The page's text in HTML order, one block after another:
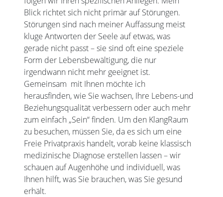
Blick richtet sich nicht primär auf Störungen.
Störungen sind nach meiner Auffassung meist
kluge Antworten der Seele auf etwas, was
gerade nicht passt – sie sind oft eine speziele
Form der Lebensbewältigung, die nur
irgendwann nicht mehr geeignet ist.
Gemeinsam mit Ihnen möchte ich
herausfinden, wie Sie wachsen, Ihre Lebens-und
Beziehungsqualität verbessern oder auch mehr
zum einfach „Sein“ finden. Um den KlangRaum
zu besuchen, müssen Sie, da es sich um eine
Freie Privatpraxis handelt, vorab keine klassisch
medizinische Diagnose erstellen lassen – wir
schauen auf Augenhöhe und individuell, was
Ihnen hilft, was Sie brauchen, was Sie gesund
erhält.